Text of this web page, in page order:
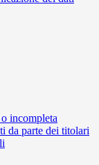
incompleta
da parte dei titolari